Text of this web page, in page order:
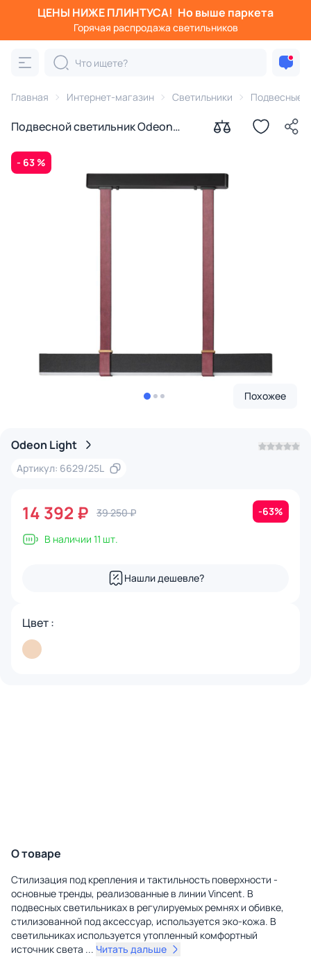
ЦЕНЫ НИЖЕ ПЛИНТУСА! Но выше паркета
Горячая распродажа светильников
Главная Интернет-магазин Светильники Подвесные
Подвесной светильник Odeon
220V 6629/25L
- 63 %
Похожее
Odeon Light
Артикул: 6629/25L
14 392 ₽ 39 250 ₽ -63%
В наличии 11 шт.
Нашли дешевле?
Цвет :
О товаре
Стилизация под крепления и тактильность поверхности -
основные тренды, реализованные в линии Vincent. В
подвесных светильниках в регулируемых ремнях и обивке,
стилизованной под аксессуар, используется эко-кожа. В
светильниках используется утопленный комфортный
источник света ... Читать дальше